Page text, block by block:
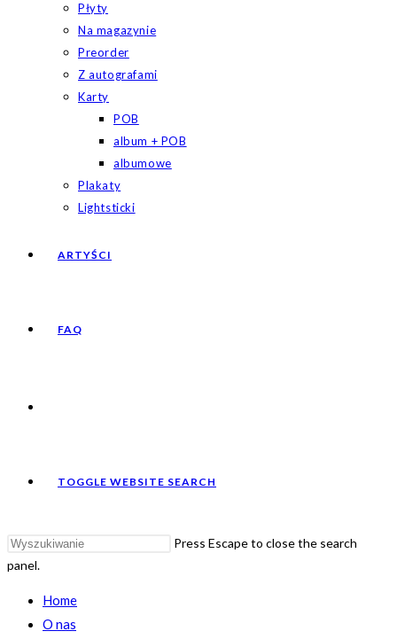
Płyty
Na magazynie
Preorder
Z autografami
Karty
POB
album + POB
albumowe
Plakaty
Lightsticki
ARTYŚCI
FAQ
TOGGLE WEBSITE SEARCH
Press Escape to close the search
panel.
Home
O nas